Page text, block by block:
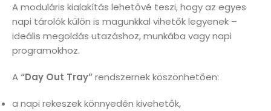
A moduláris kialakítás lehetővé teszi, hogy az egyes
napi tárolók külön is magunkkal vihetők legyenek –
ideális megoldás utazáshoz, munkába vagy napi
programokhoz.
A“Day Out Tray”rendszernek köszönhetően:
a napi rekeszek könnyedén kivehetők,